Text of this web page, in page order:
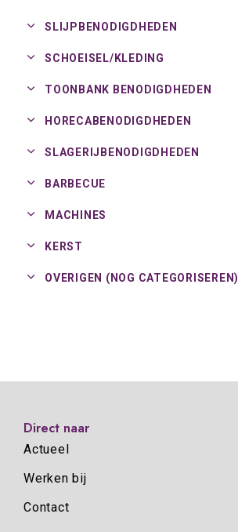
SLIJPBENODIGDHEDEN
SCHOEISEL/ KLEDING
TOONBANK BENODIGDHEDEN
HORECABENODIGDHEDEN
SLAGERIJBENODIGDHEDEN
BARBECUE
MACHINES
KERST
OVERIGEN (NOG CATEGORISEREN)
Direct naar
Actueel
Werken bij
Contact